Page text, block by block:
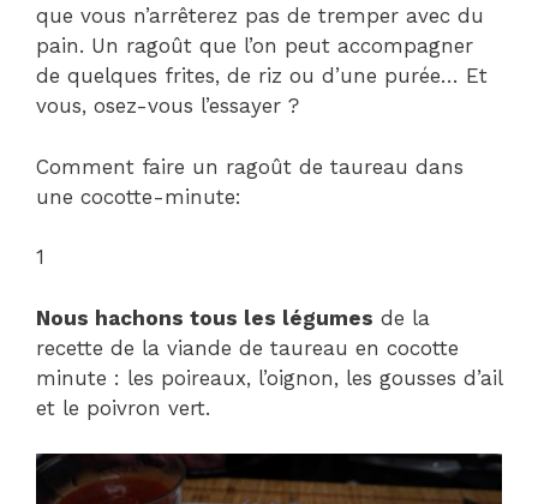
que vous n’arrêterez pas de tremper avec du
pain. Un ragoût que l’on peut accompagner
de quelques frites, de riz ou d’une purée… Et
vous, osez-vous l’essayer ?
Comment faire un ragoût de taureau dans
une cocotte-minute:
1
Nous hachons tous les légumes de la
recette de la viande de taureau en cocotte
minute : les poireaux, l’oignon, les gousses d’ail
et le poivron vert.